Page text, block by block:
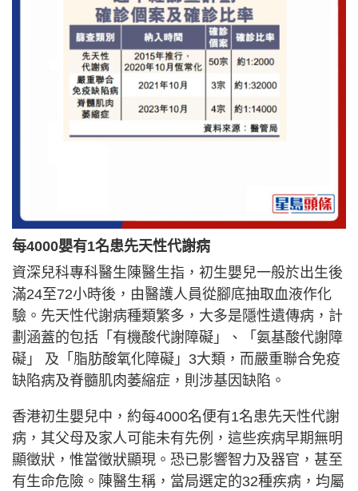
每4000嬰有1名患先天性代謝病
資深兒科專科醫生陳醫生指，初生嬰兒一般於出生後
滿24至72小時後，由醫護人員從腳底抽取血液作化
驗。先天性代謝病種類繁多，大多是隱性遺傳病，計
劃涵蓋的包括「有機酸代謝障礙」、「氨基酸代謝障
礙」 及「脂肪酸氧化障礙」3大類，而嚴重聯合免疫
缺陷病及脊髓肌肉萎縮症，則涉基因缺陷。
香港初生嬰兒中，約每4000名便有1名患先天性代謝
病，其父母及家人可能未有先例，這些疾病早期無明
顯徵狀，惟當徵狀顯現。恐已影響智力及器官，甚至
有生命危險。陳醫生稱，當局選定的32種疾病，均屬